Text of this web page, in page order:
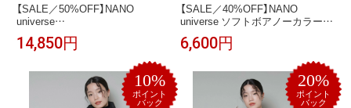
【SALE／50%OFF】NANO
universe
ETHERMALOFT(R)AEROGEL 中
綿フードコクーンコート ナノユ
ニバース ジャケット・アウター
その他のジャケット・アウター
ベージュ ブラック【送料無料】
14,850円
【SALE／40%OFF】NANO
universe ソフトボアノーカラーコ
ート ナノユニバース ジャケッ
ト・アウター その他のジャケッ
ト・アウター ホワイト ブラック
カーキグリーン【送料無料】
6,600円
10%
ポイント
バック
20%
ポイント
バック